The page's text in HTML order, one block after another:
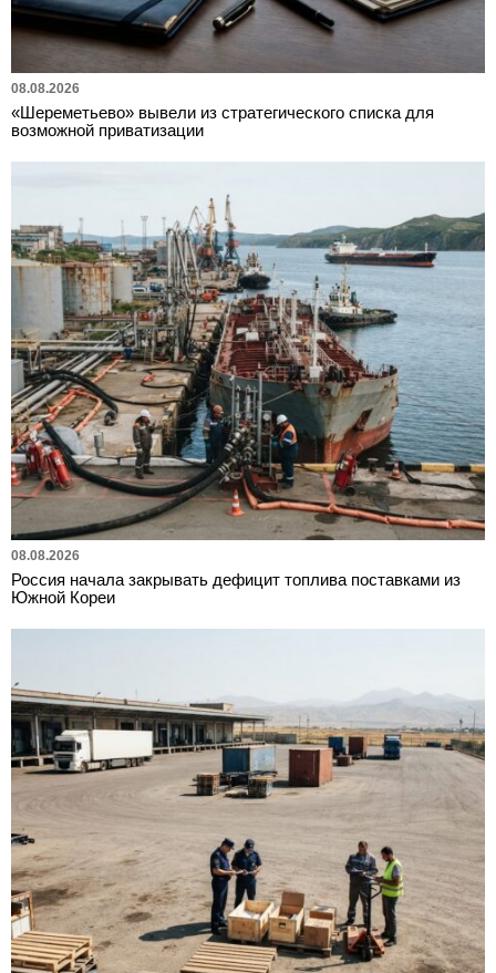
08.08.2026
«Шереметьево» вывели из стратегического списка для
возможной приватизации
08.08.2026
Россия начала закрывать дефицит топлива поставками из
Южной Кореи